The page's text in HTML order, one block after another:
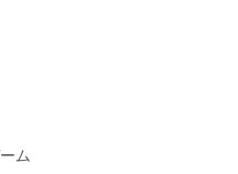
ム